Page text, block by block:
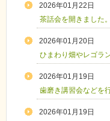
2026年01月22日
茶話会を開きました
2026年01月20日
ひまわり畑やレゴラ
2026年01月19日
歯磨き講習会などを
2026年01月19日